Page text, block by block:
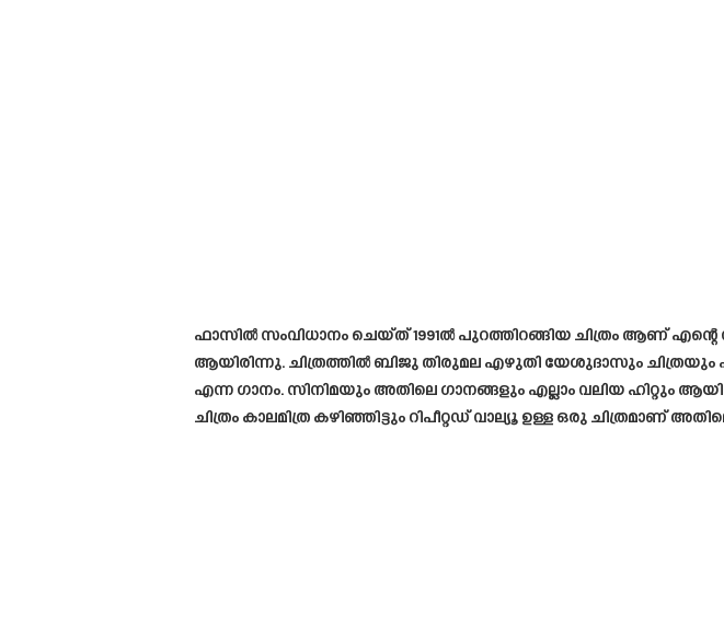
ഫാസിൽ സംവിധാനം ചെയ്ത് 1991ൽ പുറത്തിറങ്ങിയ ചിത്രം ആണ് എന്റെ
ആയിരിന്നു. ചിത്രത്തിൽ ബിജു തിരുമല എഴുതി യേശുദാസും
എന്ന ഗാനം. സിനിമയും അതിലെ ഗാനങ്ങളും എല്ലാം വലിയ
ചിത്രം കാലമിത്ര കഴിഞ്ഞിട്ടും റിപീറ്റഡ് വാല്യൂ ഉള്ള ഒരു ചിത്രമാണ്